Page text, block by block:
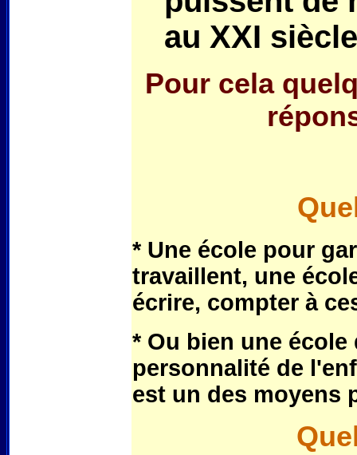
au XXI
Pour cela
* Une école pour
travaillent, une
écrire, compter à
* Ou bien une
personnalité de
est un des moyens